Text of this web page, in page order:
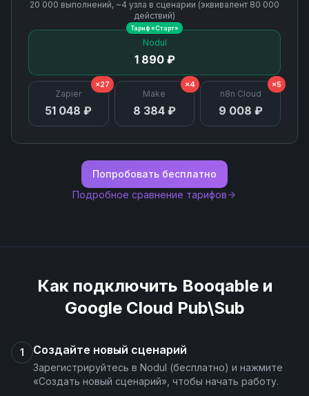
Schemas List
Subscription Delete
Subscription Detach
Subscription Get
Subscriptions List
Topic List Subscriptions
Topic Update
20 000 выполнений, ~4 узла в сценарии (эквивалент 80 000
действий)
Nodul
1 890 ₽
Тариф «Старт»
Zapier
51 048 ₽
×27
Make
8 384 ₽
×4
n8n Cloud
9 008 ₽
×5
Попробовать бесплатно
Подробное сравнение тарифов
Как подключить Booqableи
Google Cloud Pub\Sub
1 Создайте новый сценарий
Зарегистрируйтесь в Nodul (бесплатно) и нажмите
«Создать новый сценарий», чтобы начать работу.